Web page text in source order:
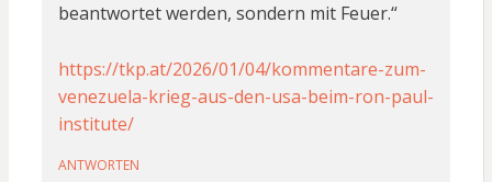
beantwortet werden, sondern mit Feuer.“
https://tkp.at/2026/01/04/kommentare-zum-
venezuela-krieg-aus-den-usa-beim-ron-paul-
institute/
ANTWORTEN